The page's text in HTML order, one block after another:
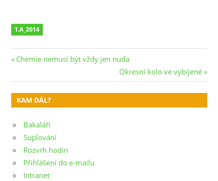
1.A_2014
Navigace
pro
příspěvek
Previous
Chemie nemusí být vždy jen nuda
Next
Post:
Okresní kolo ve vybíjené
KAM DÁL?
Bakaláři
Suplování
Rozvrh hodin
Přihlášení do e-mailu
Intranet